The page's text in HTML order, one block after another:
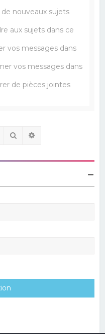
de nouveaux sujets
aux sujets dans ce
vos messages dans
vos messages dans
de pièces jointes
Rechercher